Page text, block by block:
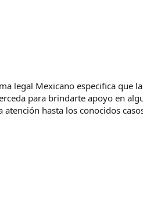
legal Mexicano especifica que
para brindarte apoyo en
hasta los conocidos